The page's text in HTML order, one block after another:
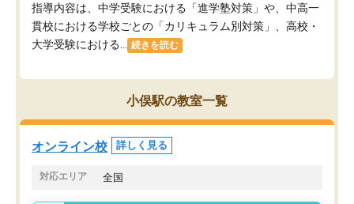
指導内容は、中学受験における「進学塾対策」や、中高一
貫校における学校ごとの「カリキュラム別対策」、高校・
大学受験における...
続きを読む
小俣駅の教室一覧
オンライン校 詳しく見る
対応エリア 全国